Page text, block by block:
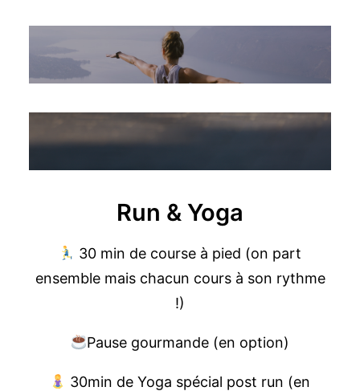
Run & Yoga
30 min de course à pied (on part
ensemble mais chacun cours à son rythme
!)
Pause gourmande (en option)
30min de Yoga spécial post run (en